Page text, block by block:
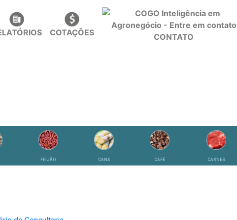
COTAÇÕES CONTATO
FEIJÃO CANA CAFÉ CARNES